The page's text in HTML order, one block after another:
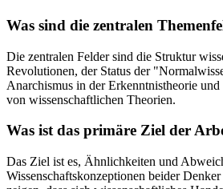
Was sind die zentralen
Die zentralen Felder sind die Struktur
Revolutionen, der Status der
Anarchismus in der Erkenntnistheorie
von wissenschaftlichen Theorien.
Was ist das primäre Ziel der
Das Ziel ist es, Ähnlichkeiten und
Wissenschaftskonzeptionen beider